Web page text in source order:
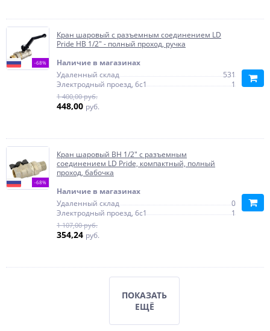
-68%
Кран шаровый с разъемным соединением LD
Pride НВ 1/2" - полный проход, ручка
Наличие в магазинах
Удаленный склад
531
Электродный проезд, 6с1
1
1 400,00 руб.
448,00 руб.
-68%
Кран шаровый ВН 1/2" с разъемным
соединением LD Pride, компактный, полный
проход, бабочка
Наличие в магазинах
Удаленный склад
0
Электродный проезд, 6с1
1
1 107,00 руб.
354,24 руб.
ПОКАЗАТЬ
ЕЩЁ